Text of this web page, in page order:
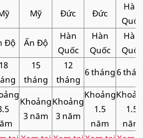
Mỹ Đức Đức
Hàn
Quốc
Độ Ấn Độ
Hàn
Quốc
Hàn
Quốc
Hàn
Quốc
18
15
tháng
12
tháng
6 tháng 6
Khoảng
3 năm
Khoảng
3 năm
Khoảng
1.5
năm
1.5
năm